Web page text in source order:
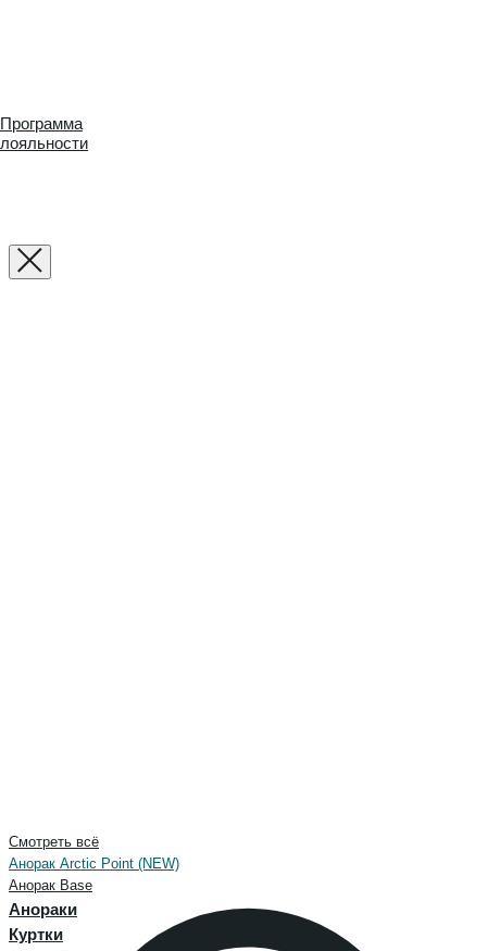
Программа
лояльности
Смотреть всё
Анорак Arctic Point (NEW)
Анорак Base
Анораки
Куртки